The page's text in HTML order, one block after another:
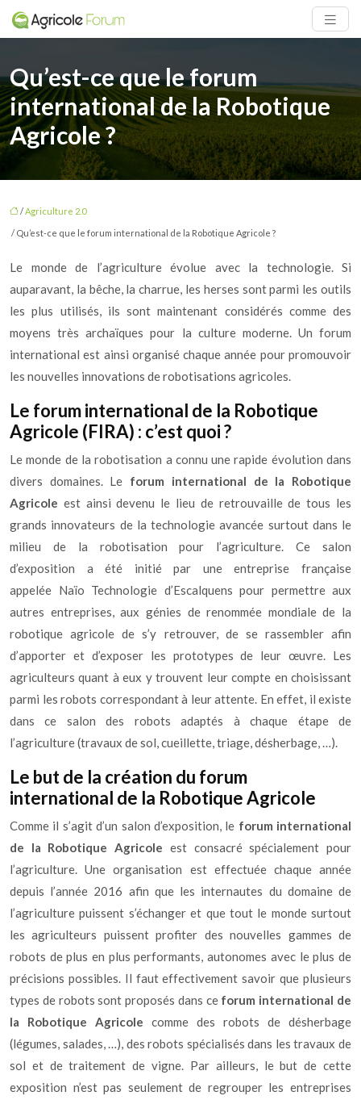
Qu’est-ce que le forum
international de la Robotique
Agricole ?
/ Agriculture 2.0
/ Qu’est-ce que le forum international de la Robotique Agricole ?
Le monde de l’agriculture évolue avec la technologie. Si
auparavant, la bêche, la charrue, les herses sont parmi les outils
les plus utilisés, ils sont maintenant considérés comme des
moyens très archaïques pour la culture moderne. Un forum
international est ainsi organisé chaque année pour promouvoir
les nouvelles innovations de robotisations agricoles.
Le forum international de la Robotique
Agricole (FIRA) : c’est quoi ?
Le monde de la robotisation a connu une rapide évolution dans
divers domaines. Le forum international de la Robotique
Agricole est ainsi devenu le lieu de retrouvaille de tous les
grands innovateurs de la technologie avancée surtout dans le
milieu de la robotisation pour l’agriculture. Ce salon
d’exposition a été initié par une entreprise française
appelée Naïo Technologie d’Escalquens pour permettre aux
autres entreprises, aux génies de renommée mondiale de la
robotique agricole de s’y retrouver, de se rassembler afin
d’apporter et d’exposer les prototypes de leur œuvre. Les
agriculteurs quant à eux y trouvent leur compte en choisissant
parmi les robots correspondant à leur attente. En effet, il existe
dans ce salon des robots adaptés à chaque étape de
l’agriculture (travaux de sol, cueillette, triage, désherbage, …).
Le but de la création du forum
international de la Robotique Agricole
Comme il s’agit d’un salon d’exposition, le forum international
de la Robotique Agricole est consacré spécialement pour
l’agriculture. Une organisation est effectuée chaque année
depuis l’année 2016 afin que les internautes du domaine de
l’agriculture puissent s’échanger et que tout le monde surtout
les agriculteurs puissent profiter des nouvelles gammes de
robots de plus en plus performants, autonomes avec le plus de
précisions possibles. Il faut effectivement savoir que plusieurs
types de robots sont proposés dans ce forum international de
la Robotique Agricole comme des robots de désherbage
(légumes, salades, …), des robots spécialisés dans les travaux de
sol et de traitement de vigne. Par ailleurs, le but de cette
exposition n’est pas seulement de regrouper les entreprises